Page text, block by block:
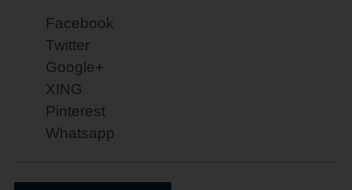
Facebook
Twitter
Google+
XING
Pinterest
Whatsapp